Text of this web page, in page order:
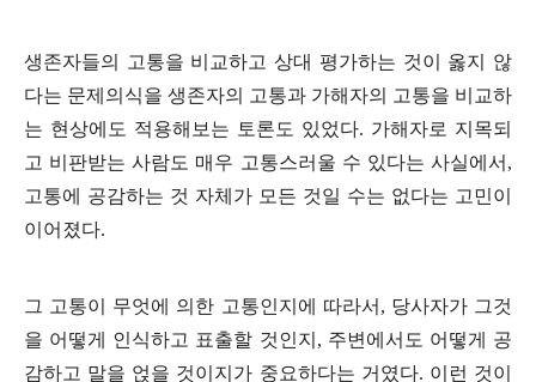
생존자들의 고통을 비교하고 상대 평가하는 것이 옳지 않
다는 문제의식을 생존자의 고통과 가해자의 고통을 비교하
는 현상에도 적용해보는 토론도 있었다. 가해자로 지목되
고 비판받는 사람도 매우 고통스러울 수 있다는 사실에서 ,
고통에 공감하는 것 자체가 모든 것일 수는 없다는 고민이
이어졌다.
그 고통이 무엇에 의한 고통인지에 따라서 , 당사자가 그것
을 어떻게 인식하고 표출할 것인지 , 주변에서도 어떻게 공
감하고 말을 얹을 것이지가 중요하다는 거였다. 이런 것이